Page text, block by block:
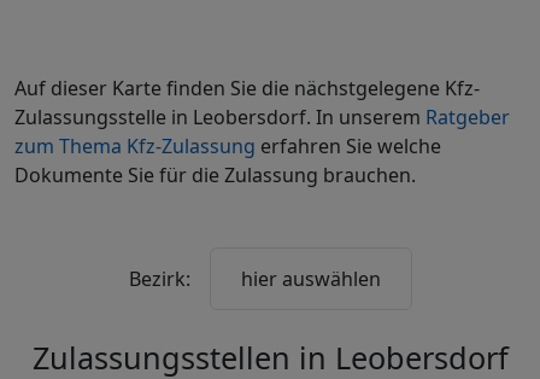
Auf dieser Karte finden Sie die nächstgelegene Kfz-
Zulassungsstelle in Leobersdorf. In unserem Ratgeber
zum Thema Kfz-Zulassung erfahren Sie welche
Dokumente Sie für die Zulassung brauchen.
Bezirk: hier auswählen
Zulassungsstellen in Leobersdorf